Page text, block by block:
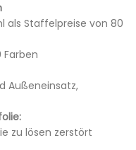
als Staffelpreise von 80
Außeneinsatz,
zu lösen zerstört